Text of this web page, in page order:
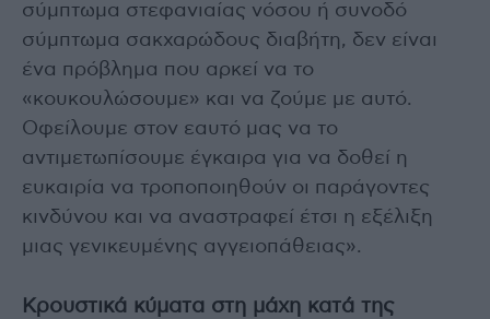
σύμπτωμα στεφανιαίας νόσου ή συνοδό
σύμπτωμα σακχαρώδους διαβήτη, δεν είναι
ένα πρόβλημα που αρκεί να το
«κουκουλώσουμε» και να ζούμε με αυτό.
Οφείλουμε στον εαυτό μας να το
αντιμετωπίσουμε έγκαιρα για να δοθεί η
ευκαιρία να τροποποιηθούν οι παράγοντες
κινδύνου και να αναστραφεί έτσι η εξέλιξη
μιας γενικευμένης αγγειοπάθειας».
Κρουστικά κύματα στη μάχη κατά της